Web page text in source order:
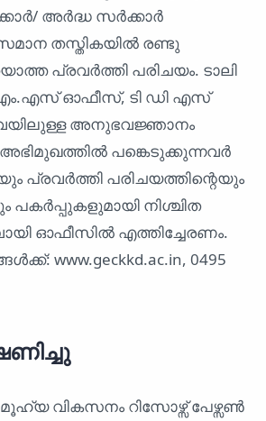
അർദ്ധ സർക്കാർ
തസ്തികയിൽ രണ്ടു
പ്രവർത്തി പരിചയം. ടാലി
ഓഫീസ്, ടി ഡി എസ്
അനുഭവജ്ഞാനം
പങ്കെടുക്കുന്നവർ
പരിചയത്തിന്റെയും
നിശ്ചിത
ഓഫീസിൽ എത്തിച്ചേരണം.
www.geckkd.ac.in, 0495
വികസനം റിസോഴ്സ് പേഴ്സൺ